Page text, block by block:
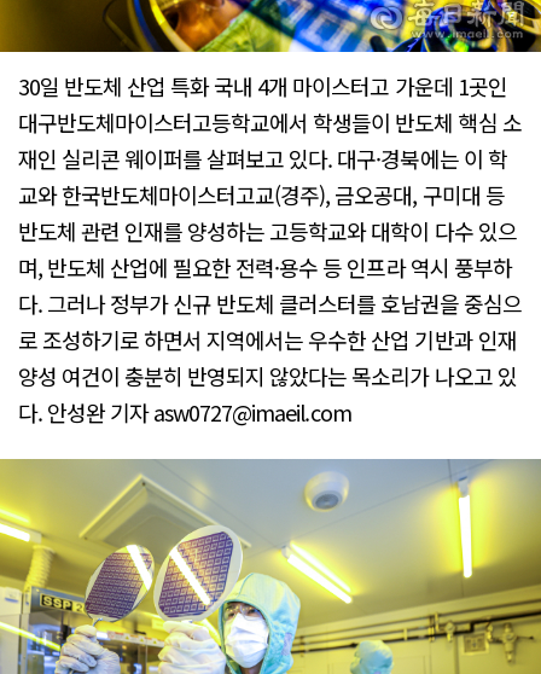
30일 반도체 산업 특화 국내 4개 마이스터고 가운데 1곳인
대구반도체마이스터고등학교에서 학생들이 반도체 핵심 소
재인 실리콘 웨이퍼를 살펴보고 있다. 대구·경북에는 이 학
교와 한국반도체마이스터고교(경주), 금오공대, 구미대 등
반도체 관련 인재를 양성하는 고등학교와 대학이 다수 있으
며, 반도체 산업에 필요한 전력·용수 등 인프라 역시 풍부하
다. 그러나 정부가 신규 반도체 클러스터를 호남권을 중심으
로 조성하기로 하면서 지역에서는 우수한 산업 기반과 인재
양성 여건이 충분히 반영되지 않았다는 목소리가 나오고 있
다. 안성완 기자 asw0727@imaeil.com